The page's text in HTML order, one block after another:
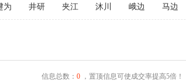
为 井研 夹江 沐川 峨边 马边
信息总数： 0，置顶信息可使成交率提高5倍！